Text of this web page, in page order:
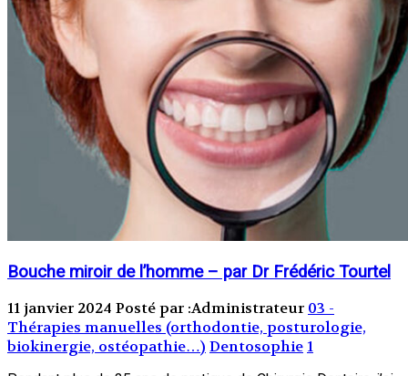
Bouche miroir de l’homme – par Dr Frédéric Tourtel
11 janvier 2024 Posté par :Administrateur 03 -
Thérapies manuelles (orthodontie, posturologie,
biokinergie, ostéopathie…) Dentosophie 1